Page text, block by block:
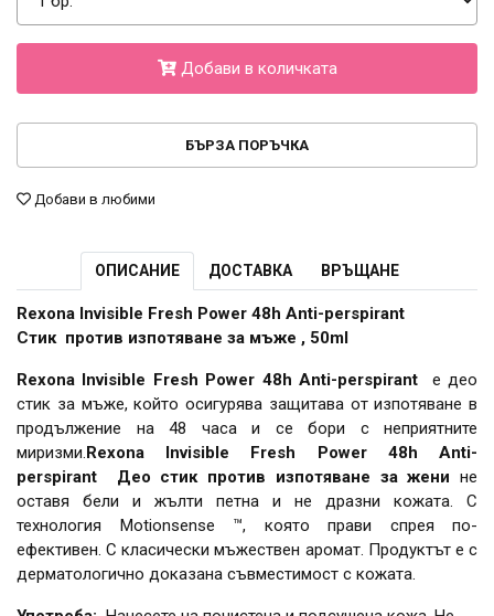
Добави в количката
БЪРЗА ПОРЪЧКА
Добави в любими
ОПИСАНИЕ ДОСТАВКА ВРЪЩАНЕ
Rexona Invisible Fresh Power 48h Anti-perspirant
Стик против изпотяване за мъже , 50ml
Rexona Invisible Fresh Power 48h Anti-perspirant
е део
стик за мъже, който осигурява защитава от изпотяване в
продължение на 48 часа и се бори с неприятните
миризми.Rexona Invisible Fresh Power 48h Anti-
perspirant Део стик против изпотяване за жени не
оставя бели и жълти петна и не дразни кожата. С
технология Motionsense ™, която прави спрея по-
ефективен. С класически мъжествен аромат. Продуктът е с
дерматологично доказана съвместимост с кожата.